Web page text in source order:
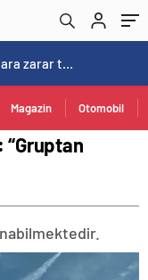
Cristiano Ronaldo’nun akıllara zarar tüm kariyerinin istatistiğini çıkardık !
Magazin Otomobil
“Gruptan